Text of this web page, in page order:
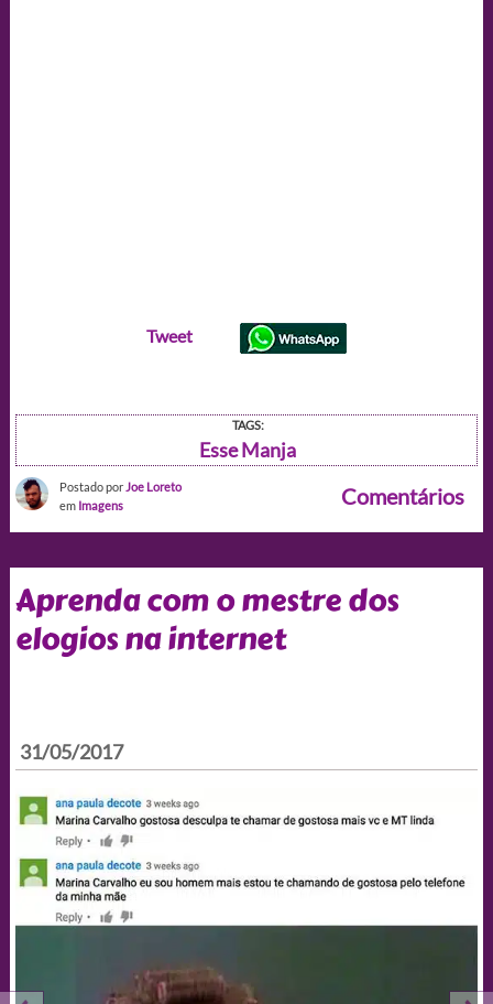
Tweet
TAGS:
Esse Manja
Postado por Joe Loreto
em Imagens Comentários
Aprenda com o mestre dos
elogios na internet
31/05/2017